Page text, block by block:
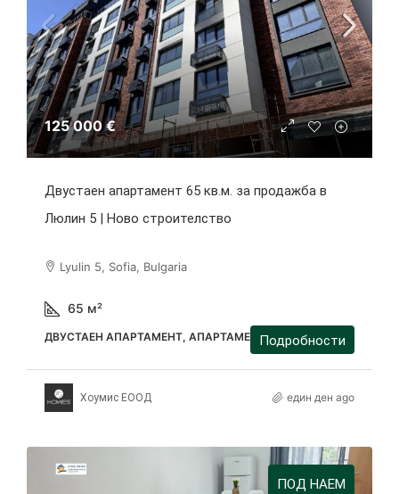
125 000 €
Двустаен апартамент 65 кв.м. за продажба в
Люлин 5 | Ново строителство
Lyulin 5, Sofia, Bulgaria
65 м²
ДВУСТАЕН АПАРТАМЕНТ, АПАРТАМЕНТПодробности
Хоумис ЕООД един ден ago
ПОД НАЕМ